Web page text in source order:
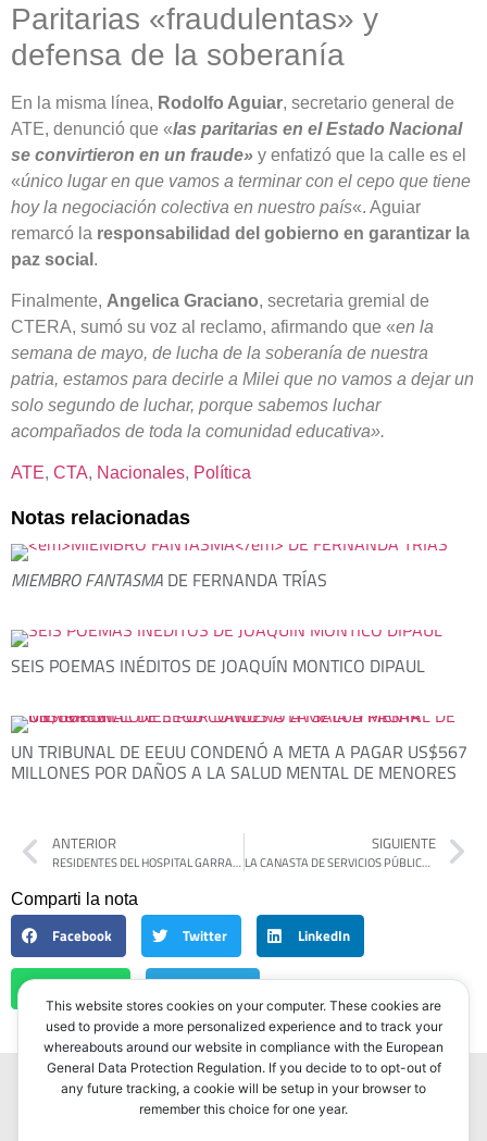
Paritarias «fraudulentas» y
defensa de la soberanía
En la misma línea, Rodolfo Aguiar, secretario general de
ATE, denunció que «las paritarias en el Estado Nacional
se convirtieron en un fraude» y enfatizó que la calle es el
«único lugar en que vamos a terminar con el cepo que tiene
hoy la negociación colectiva en nuestro país«. Aguiar
remarcó la responsabilidad del gobierno en garantizar la
paz social .
Finalmente, Angelica Graciano, secretaria gremial de
CTERA, sumó su voz al reclamo, afirmando que «en la
semana de mayo, de lucha de la soberanía de nuestra
patria, estamos para decirle a Milei que no vamos a dejar un
solo segundo de luchar, porque sabemos luchar
acompañados de toda la comunidad educativa».
ATE, CTA, Nacionales, Política
Notas relacionadas
MIEMBRO FANTASMA DE FERNANDA TRÍAS
SEIS POEMAS INÉDITOS DE JOAQUÍN MONTICO DIPAUL
UN TRIBUNAL DE EEUU CONDENÓ A META A PAGAR US$567
MILLONES POR DAÑOS A LA SALUD MENTAL DE MENORES
ANTERIOR
RESIDENTES DEL HOSPITAL GARRAHAN INICIARON UN PARO DE 72 HORAS
SIGUIENTE
LA CANASTA DE SERVICIOS PÚBLICOS SE DISPARÓ UN CASI 17% EN MAYO
Comparti la nota
Facebook Twitter LinkedIn
This website stores cookies on your computer. These cookies are
used to provide a more personalized experience and to track your
whereabouts around our website in compliance with the European
General Data Protection Regulation. If you decide to to opt-out of
any future tracking, a cookie will be setup in your browser to
remember this choice for one year.